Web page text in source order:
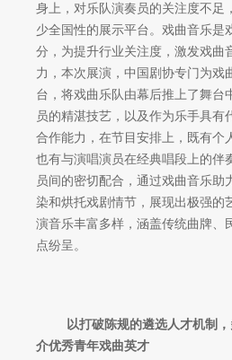
身上，对乐队演奏员的关注度不足
少全国性的展示平台。戏曲音乐是
分，为提升行业关注度，激发戏曲
力，本次展演，中国剧协专门为戏
台，将戏曲乐队由幕后推上了舞台
员的精湛技艺，以及作为乐手具有
合作能力，在节目安排上，既有个
也有与演唱演员在经典唱段上的伴
员间的密切配合，通过戏曲音乐助
染和烘托戏剧情节，展现出极强的
演音乐丰富多样，涵盖传统曲牌、
点纷呈。
以打破陈规的遴选人才机制
介优秀青年戏曲英才